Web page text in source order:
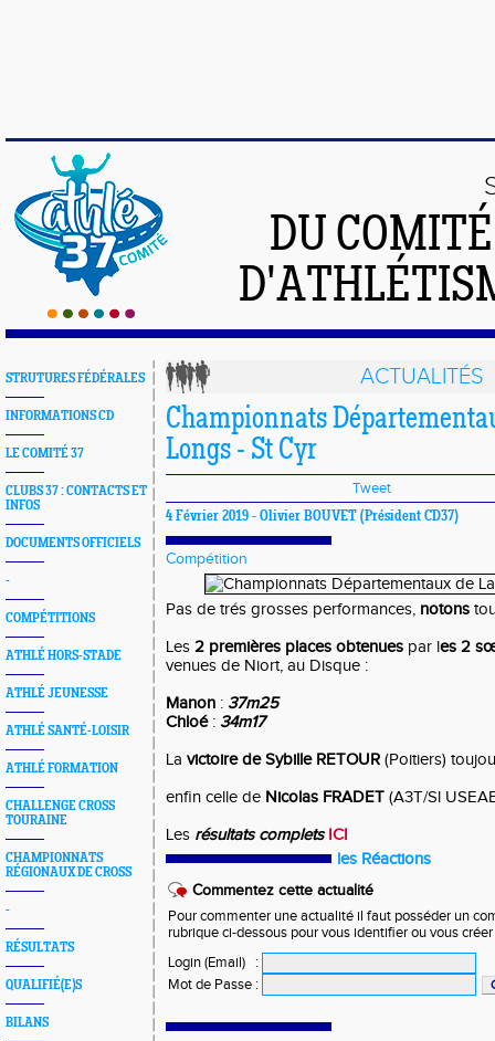
DU
STRUTURES FÉDÉRALES
INFORMATIONS CD
LE COMITÉ 37
CLUBS 37 : CONTACTS ET
INFOS
DOCUMENTS OFFICIELS
-
COMPÉTITIONS
ATHLÉ HORS-STADE
ATHLÉ JEUNESSE
ATHLÉ SANTÉ-LOISIR
ATHLÉ FORMATION
CHALLENGE CROSS
TOURAINE
CHAMPIONNATS
RÉGIONAUX DE CROSS
-
RÉSULTATS
QUALIFIÉ(E)S
BILANS
ACTUALITÉS
Championnats
Longs - St Cyr
Tweet
4 Février 2019 - Olivier BOUVET (Président CD37)
Compétition
Pas de trés grosses performances, notons
Les 2 premières places obtenues par les 2
venues de Niort, au Disque :
Manon : 37m25
Chloé: 34m17
La victoire de Sybille RETOUR (Poitiers)
enfin celle de Nicolas FRADET (A3T/Sl
Les résultats complets ICI
les Réactions
Commentez cette actualité
Pour commenter une actualité il faut posséder un
rubrique ci-dessous pour vous identifier ou vous
Login (Email)
:
Mot de Passe :